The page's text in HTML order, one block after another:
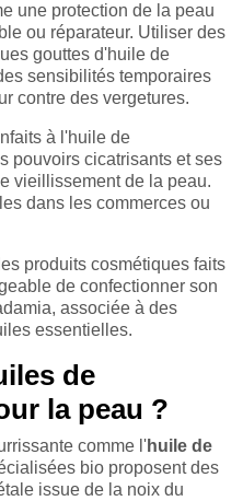
une protection de la peau
ou réparateur. Utiliser des
gouttes d'huile de
sensibilités temporaires
contre des vergetures.
à l'huile de
pouvoirs cicatrisants et ses
vieillissement de la peau.
dans les commerces ou
produits cosmétiques faits
de confectionner son
associée à des
essentielles.
de
la peau ?
comme l'huile de
bio proposent des
issue de la noix du